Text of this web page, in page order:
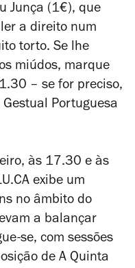
Junça (1€), que
a direito num
torto. Se lhe
miúdos, marque
– se for preciso,
Portuguesa
às 17.30 e às
exibe um
no âmbito do
a balançar
se, com sessões
de A Quinta